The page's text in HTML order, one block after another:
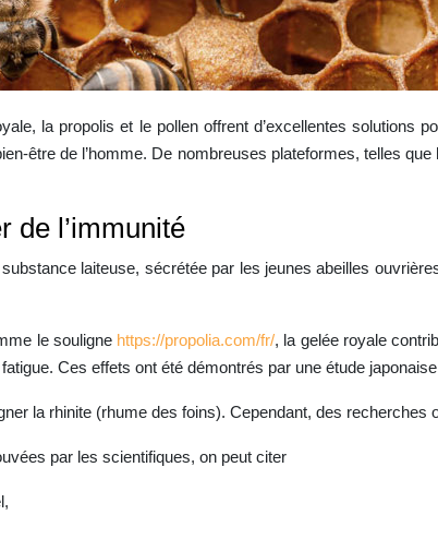
la propolis et le pollen offrent d’excellentes solutions
être de l’homme. De nombreuses plateformes, telles que
de l’immunité
laiteuse, sécrétée par les jeunes abeilles
le souligne https://propolia.com/fr/, la gelée royale
Ces effets ont été démontrés par une étude
la rhinite (rhume des foins). Cependant, des recherches
par les scientifiques, on peut citer